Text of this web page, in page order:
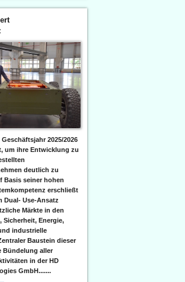
2025/2026
um ihre Entwicklung zu
deutlich zu
Basis seiner hohen
erschließt
Dual- Use-Ansatz
Märkte in den
Sicherheit, Energie,
industrielle
Baustein dieser
Bündelung aller
in der HD
GmbH.......